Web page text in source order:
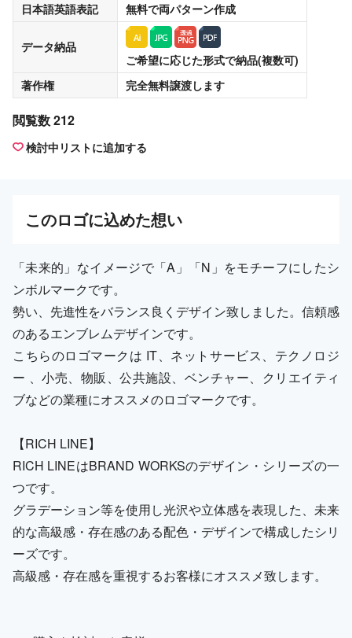
日本語英語表記
無料で両パターン作成
データ納品
ご希望に応じた形式で納品(複数可)
著作権
完全無料譲渡します
閲覧数 212
検討中リストに追加する
このロゴに込めた想い
「未来的」なイメージで「A」「N」をモチーフにしたシ
ンボルマークです。
勢い、先進性をバランス良くデザイン致しました。信頼感
のあるエンブレムデザインです。
こちらのロゴマークは IT、ネットサービス、テクノロジ
ー 、小売、物販、公共施設、ベンチャー、クリエイティ
ブなどの業種にオススメのロゴマークです。
【RICH LINE】
RICH LINEはBRAND WORKSのデザイン・シリーズの一
つです。
グラデーション等を使用し光沢や立体感を表現した、未来
的な高級感・存在感のある配色・デザインで構成したシリ
ーズです。
高級感・存在感を重視するお客様にオススメ致します。